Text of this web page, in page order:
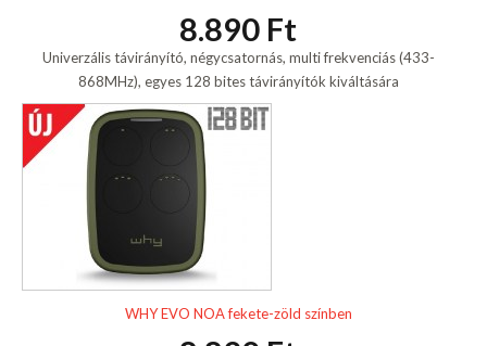
8.890 Ft
Univerzális távirányító, négycsatornás, multi frekvenciás (433-
868MHz), egyes 128 bites távirányítók kiváltására
WHY EVO NOA fekete-zöld színben